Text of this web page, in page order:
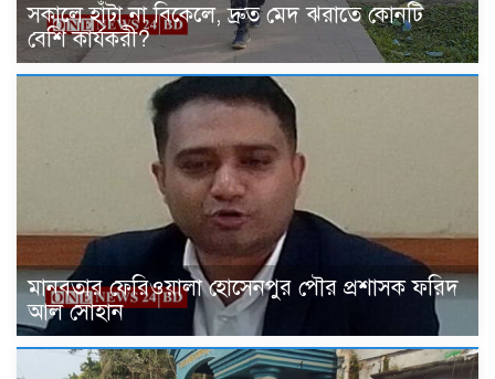
সকালে হাঁটা না বিকেলে, দ্রুত মেদ ঝরাতে কোনটি
বেশি কার্যকরী?
মানবতার ফেরিওয়ালা হোসেনপুর পৌর প্রশাসক ফরিদ
আল সোহান